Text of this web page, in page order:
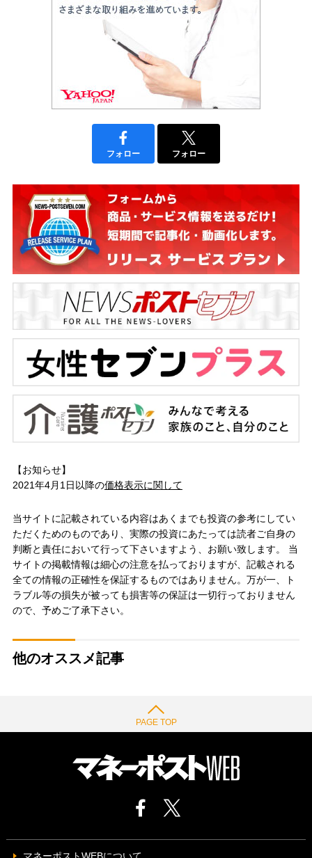
フォロー フォロー
【お知らせ】
2021年4月1日以降の価格表示に関して
当サイトに記載されている内容はあくまでも投資の参考にしてい
ただくためのものであり、実際の投資にあたっては読者ご自身の
判断と責任において行って下さいますよう、お願い致します。 当
サイトの掲載情報は細心の注意を払っておりますが、記載される
全ての情報の正確性を保証するものではありません。万が一、ト
ラブル等の損失が被っても損害等の保証は一切行っておりません
ので、予めご了承下さい。
他のオススメ記事
PAGE TOP